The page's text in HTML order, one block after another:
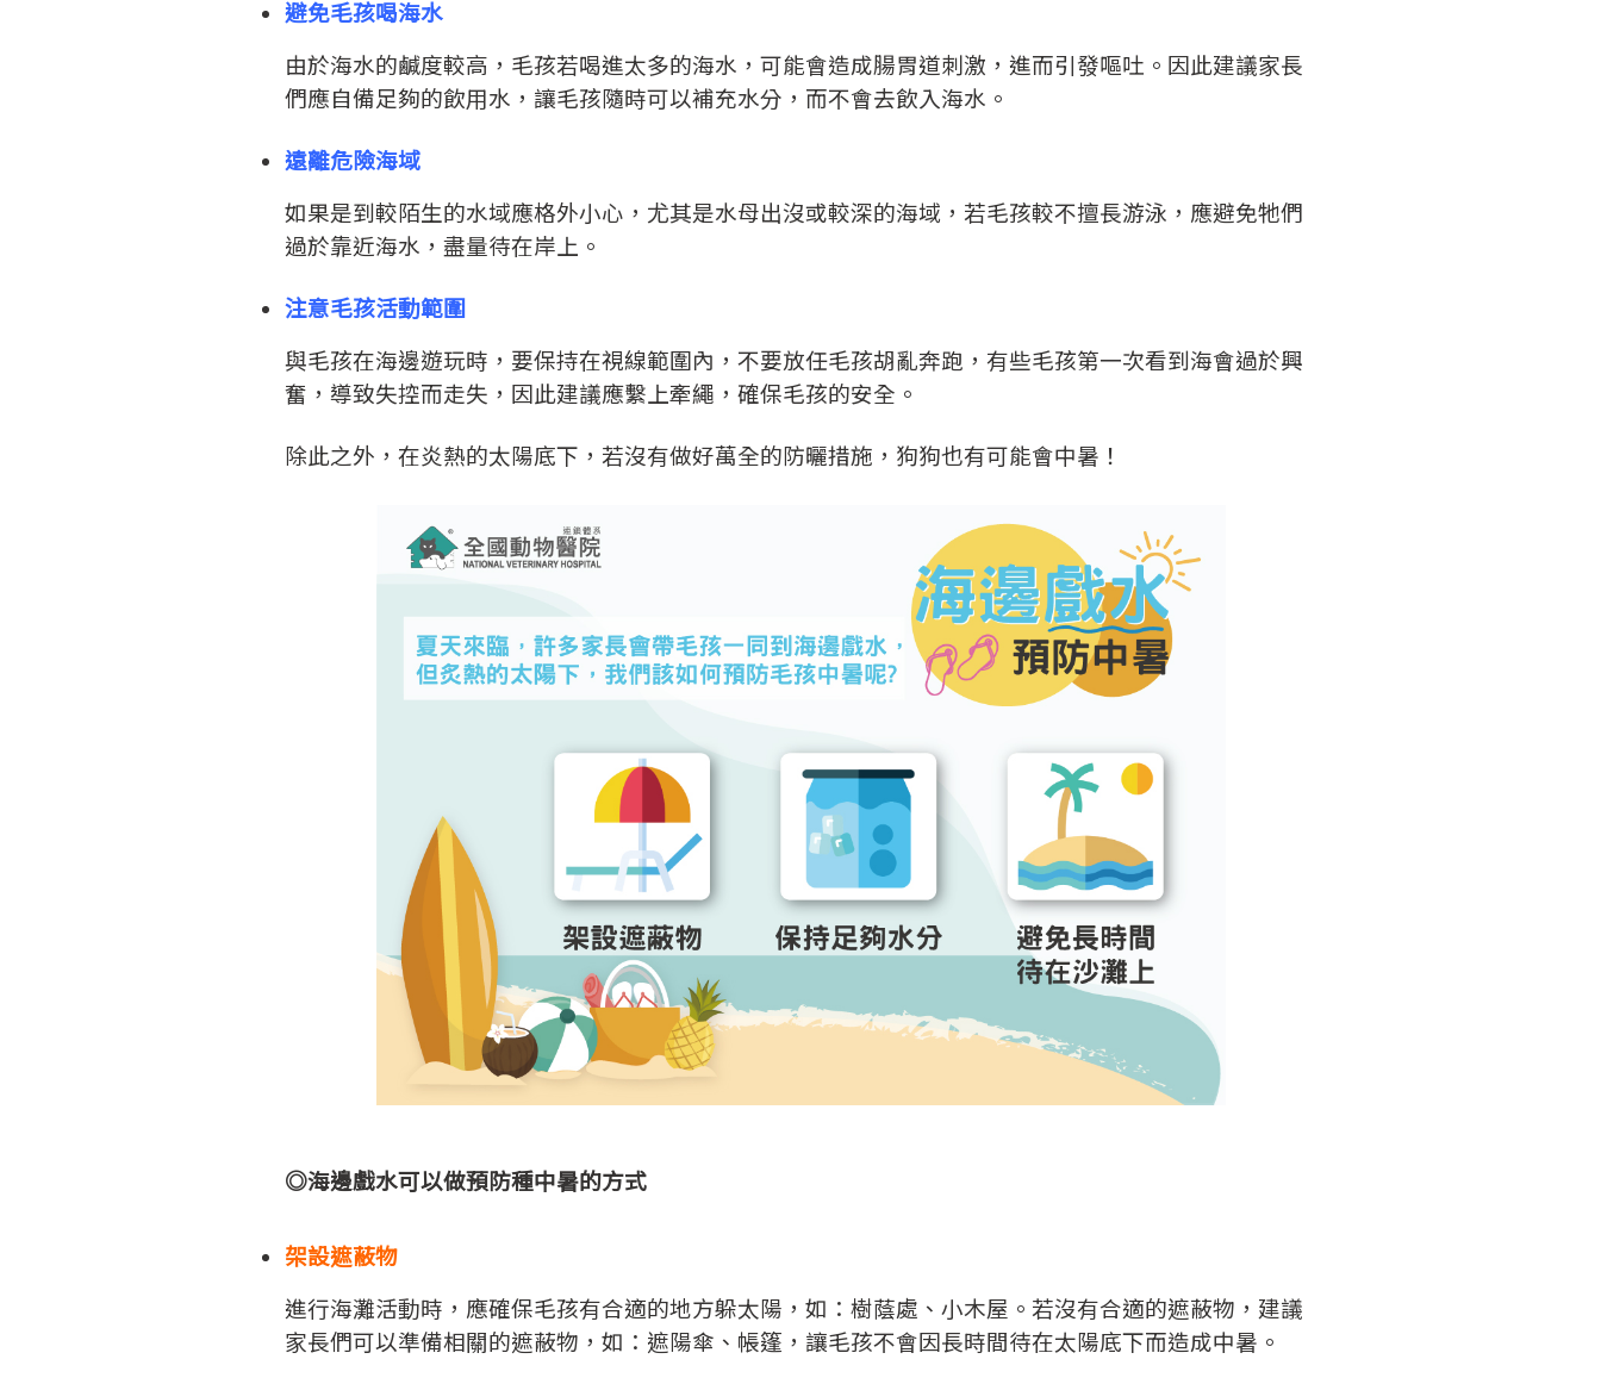
避免毛孩喝海水
由於海水的鹹度較高，毛孩若喝進太多的海水，可能會造成腸胃道刺激，進而引發嘔吐。因此建議家長
們應自備足夠的飲用水，讓毛孩隨時可以補充水分，而不會去飲入海水。
遠離危險海域
如果是到較陌生的水域應格外小心，尤其是水母出沒或較深的海域，若毛孩較不擅長游泳，應避免牠們
過於靠近海水，盡量待在岸上。
注意毛孩活動範圍
與毛孩在海邊遊玩時，要保持在視線範圍內，不要放任毛孩胡亂奔跑，有些毛孩第一次看到海會過於興
奮，導致失控而走失，因此建議應繫上牽繩，確保毛孩的安全。
除此之外，在炎熱的太陽底下，若沒有做好萬全的防曬措施，狗狗也有可能會中暑！
◎海邊戲水可以做預防種中暑的方式
架設遮蔽物
進行海灘活動時，應確保毛孩有合適的地方躲太陽，如：樹蔭處、小木屋。若沒有合適的遮蔽物，建議
家長們可以準備相關的遮蔽物，如：遮陽傘、帳篷，讓毛孩不會因長時間待在太陽底下而造成中暑。